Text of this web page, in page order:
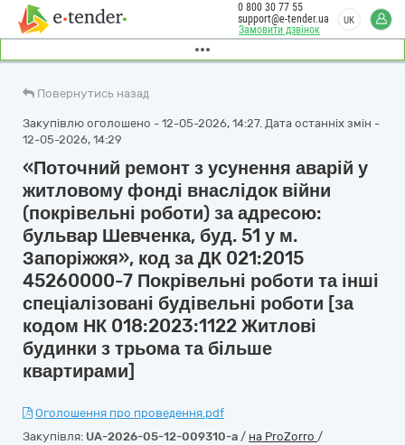
Замовити дзвінок
0 800 30 77 55
support@e-tender.ua
UK
Повернутись назад
Закупівлю оголошено - 12-05-2026, 14:27. Дата останніх змін -
12-05-2026, 14:29
«Поточний ремонт з усунення аварій у
житловому фонді внаслідок війни
(покрівельні роботи) за адресою:
бульвар Шевченка, буд. 51 у м.
Запоріжжя», код за ДК 021:2015
45260000-7 Покрівельні роботи та інші
спеціалізовані будівельні роботи [за
кодом НК 018:2023:1122 Житлові
будинки з трьома та більше
квартирами]
Оголошення про проведення.pdf
Закупівля: UA-2026-05-12-009310-a / на ProZorro /